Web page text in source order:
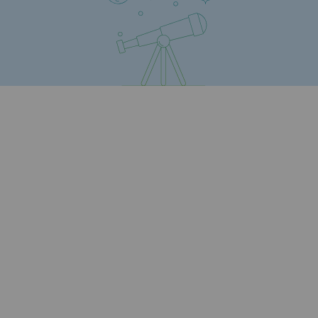
Engagements auprès des territoires
Social